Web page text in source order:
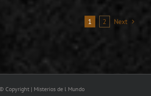
1 2 Next
Copyright | Misterios de l Mundo